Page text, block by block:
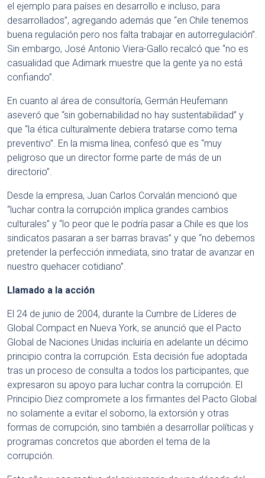
el ejemplo para países en desarrollo e incluso, para
desarrollados”, agregando además que “en Chile tenemos
buena regulación pero nos falta trabajar en autorregulación”.
Sin embargo, José Antonio Viera-Gallo recalcó que “no es
casualidad que Adimark muestre que la gente ya no está
confiando”.
En cuanto al área de consultoría, Germán Heufemann
aseveró que “sin gobernabilidad no hay sustentabilidad” y
que “la ética culturalmente debiera tratarse como tema
preventivo”. En la misma línea, confesó que es “muy
peligroso que un director forme parte de más de un
directorio”.
Desde la empresa, Juan Carlos Corvalán mencionó que
“luchar contra la corrupción implica grandes cambios
culturales” y “lo peor que le podría pasar a Chile es que los
sindicatos pasaran a ser barras bravas” y que “no debemos
pretender la perfección inmediata, sino tratar de avanzar en
nuestro quehacer cotidiano”.
Llamado a la acción
El 24 de junio de 2004, durante la Cumbre de Líderes de
Global Compact en Nueva York, se anunció que el Pacto
Global de Naciones Unidas incluiría en adelante un décimo
principio contra la corrupción. Esta decisión fue adoptada
tras un proceso de consulta a todos los participantes, que
expresaron su apoyo para luchar contra la corrupción. El
Principio Diez compromete a los firmantes del Pacto Global
no solamente a evitar el soborno, la extorsión y otras
formas de corrupción, sino también a desarrollar políticas y
programas concretos que aborden el tema de la
corrupción.